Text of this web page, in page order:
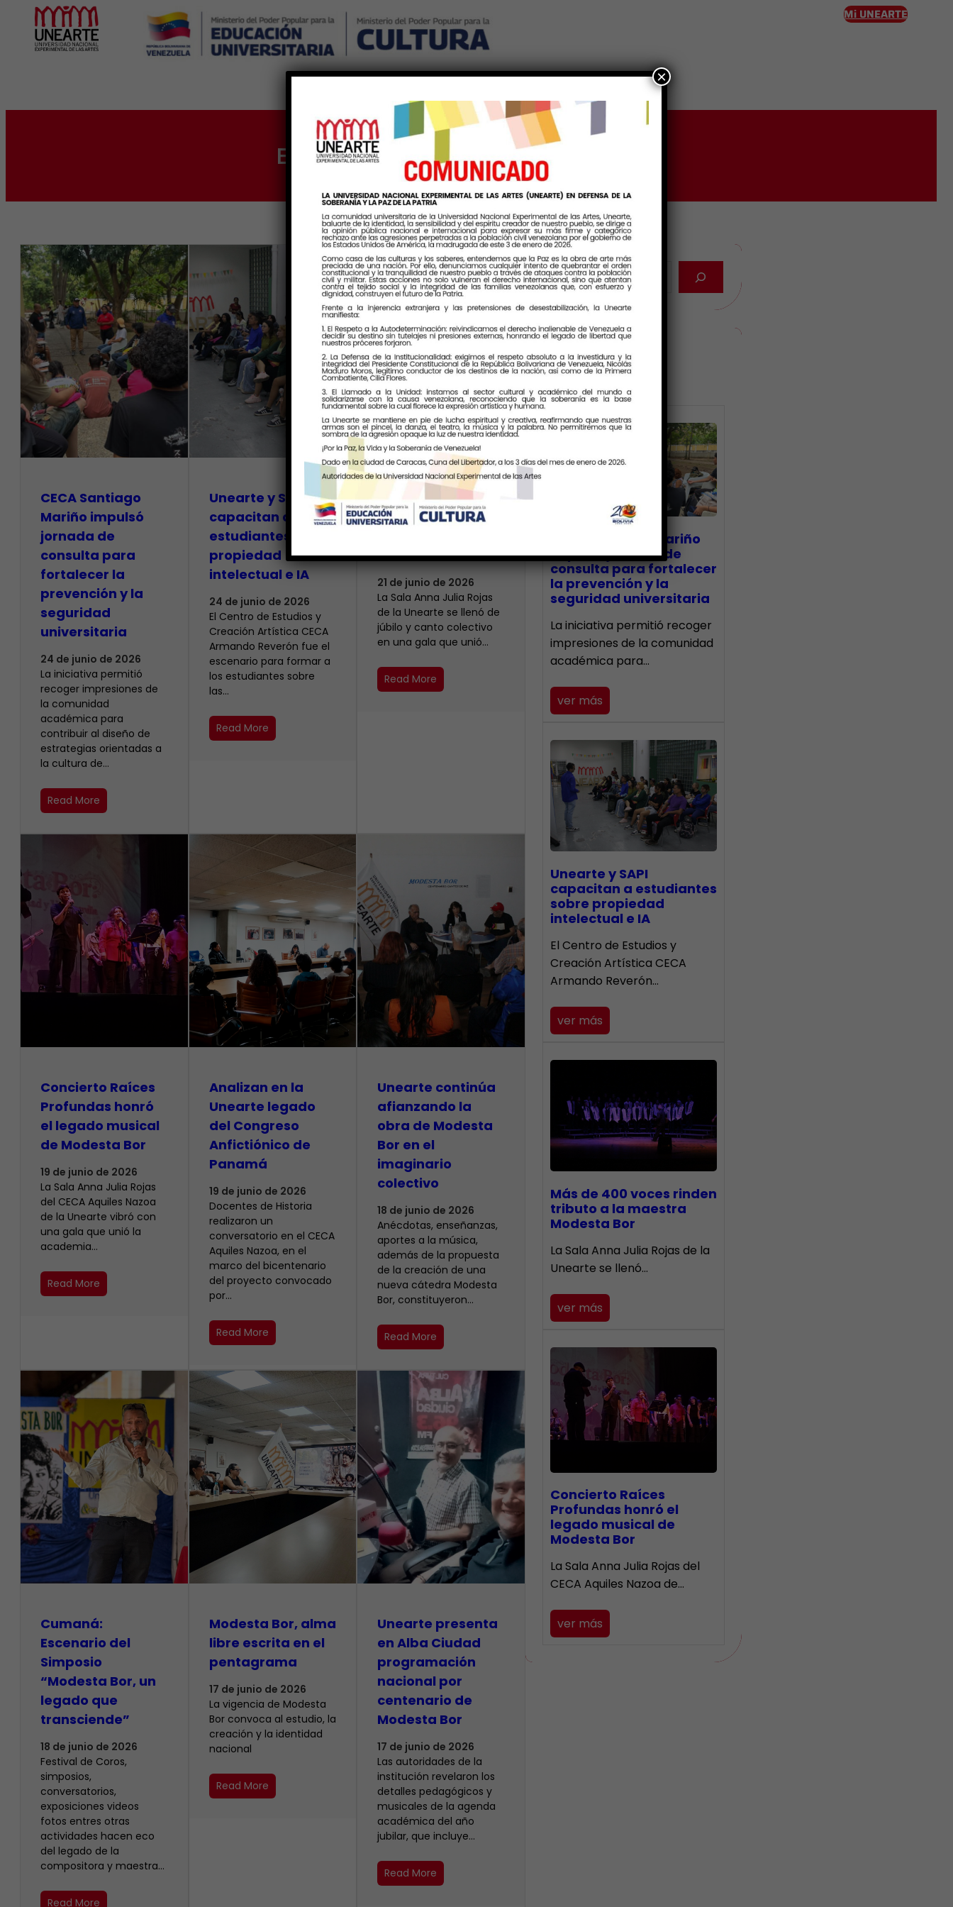
Mi UNEARTE
Ingreso
Etiqueta: IngresoUniversitario2025
CECA Santiago
Mariño impulsó
jornada de
consulta para
fortalecer la
prevención y la
seguridad
universitaria
24 de junio de 2026
La iniciativa permitió
recoger impresiones de
la comunidad
académica para
contribuir al diseño de
estrategias orientadas a
la cultura de…
Read More
Unearte y SAPI
capacitan a
estudiantes sobre
propiedad
intelectual e IA
24 de junio de 2026
El Centro de Estudios y
Creación Artística CECA
Armando Reverón fue el
escenario para formar a
los estudiantes sobre
las…
Read More
Más de 400 voces
rinden tributo a la
Bor
21 de junio de 2026
​La Sala Anna Julia Rojas
de la Unearte se llenó de
júbilo y canto colectivo
en una gala que unió…
Read More
​Concierto Raíces
Profundas honró
el legado musical
de Modesta Bor
19 de junio de 2026
La Sala Anna Julia Rojas
del CECA Aquiles Nazoa
de la Unearte vibró con
una gala que unió la
academia…
Read More
Analizan en la
Unearte legado
del Congreso
Anfictiónico de
Panamá
19 de junio de 2026
Docentes de Historia
realizaron un
conversatorio en el CECA
Aquiles Nazoa, en el
marco del bicentenario
del proyecto convocado
por…
Read More
Unearte continúa
afianzando la
obra de Modesta
Bor en el
imaginario
colectivo
18 de junio de 2026
Anécdotas, enseñanzas,
aportes a la música,
además de la propuesta
de la creación de una
nueva cátedra Modesta
Bor, constituyeron…
Read More
Cumaná:
Escenario del
Simposio
“Modesta Bor, un
legado que
transciende”
18 de junio de 2026
Festival de Coros,
simposios,
conversatorios,
exposiciones videos
fotos entres otras
actividades hacen eco
del legado de la
compositora y maestra…
Read More
Modesta Bor, alma
libre escrita en el
pentagrama
17 de junio de 2026
La vigencia de Modesta
Bor convoca al estudio, la
creación y la identidad
nacional
Read More
​Unearte presenta
en Alba Ciudad
programación
nacional por
centenario de
Modesta Bor
17 de junio de 2026
Las autoridades de la
institución revelaron los
detalles pedagógicos y
musicales de la agenda
académica del año
jubilar, que incluye…
Read More
Últimas Noticias
CECA Santiago Mariño
impulsó jornada de
consulta para fortalecer
la prevención y la
seguridad universitaria
La iniciativa permitió recoger
impresiones de la comunidad
académica para…
ver más
Unearte y SAPI
capacitan a estudiantes
sobre propiedad
intelectual e IA
El Centro de Estudios y
Creación Artística CECA
Armando Reverón…
ver más
Más de 400 voces rinden
tributo a la maestra
Modesta Bor
​La Sala Anna Julia Rojas de la
Unearte se llenó…
ver más
​Concierto Raíces
Profundas honró el
legado musical de
Modesta Bor
La Sala Anna Julia Rojas del
CECA Aquiles Nazoa de…
ver más
×